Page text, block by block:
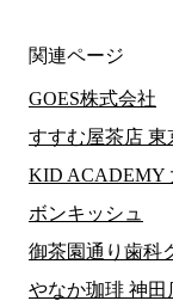
関連ページ
GOES株式会社
すすむ屋茶店 東
KID ACADEMY
ボンキッシュ
御茶園通り歯科
やなか珈琲 神田